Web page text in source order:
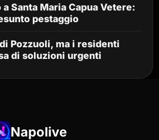
Santa Maria Capua Vetere:
pestaggio
Pozzuoli, ma i residenti
di soluzioni urgenti
Napolive